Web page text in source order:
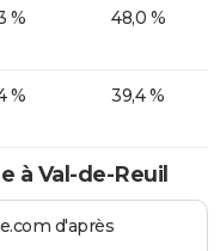
% 48,0 %
% 39,4 %
à Val-de-Reuil
d'après